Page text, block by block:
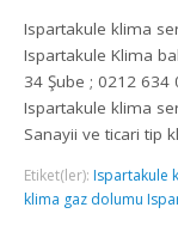
Ispartakule klima
Ispartakule Klima
34 Şube ; 0212
Ispartakule klima
Sanayii ve ticari tip
Etiket(ler): Ispartakule
klima gaz dolumu